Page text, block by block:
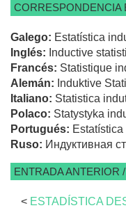
CORRESPONDENCIA
Galego: Estatística
Inglés: Inductive
Francés: Statistique
Alemán: Induktive
Italiano: Statistica
Polaco: Statystyka
Portugués:
Ruso: Индуктивная
ENTRADA ANTERIOR
< ESTADÍSTICA